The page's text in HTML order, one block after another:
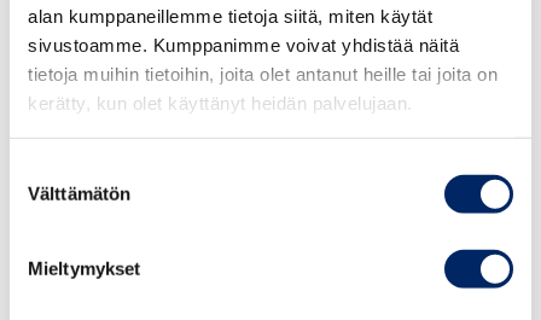
alan kumppaneillemme tietoja siitä, miten käytät
sivustoamme. Kumppanimme voivat yhdistää näitä
tietoja muihin tietoihin, joita olet antanut heille tai joita on
kerätty, kun olet käyttänyt heidän palvelujaan.
valinta
Välttämätön
Mieltymykset
09.07.2026 / JULKAISUT
Naisjohtajakatsaus 2/2026
30.12.2025 / JULKAISUT